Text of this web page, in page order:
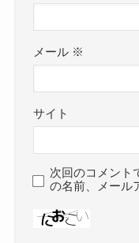
メール ※
サイト
次回のコメント
の名前、メール